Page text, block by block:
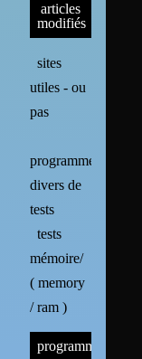
articles
modifiés
sites
utiles - ou
pas
programmes
divers de
tests
tests
mémoire/
( memory
/ ram )
programmes